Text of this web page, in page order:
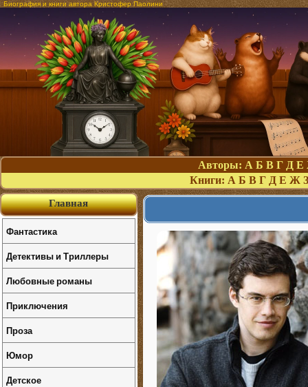
Биография и книги автора Кристофер Паолини
Авторы: А Б В Г Д Е
Книги: А Б В Г Д Е Ж З
Главная
Фантастика
Детективы и Триллеры
Любовные романы
Приключения
Проза
Юмор
Детское